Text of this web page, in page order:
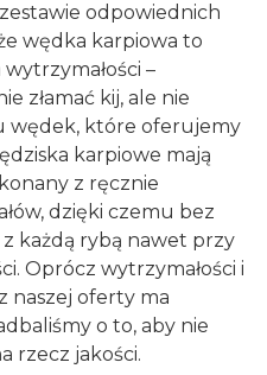
odpowiednich
wędka karpiowa to
–
złamać kij, ale nie
wędek, które oferujemy
karpiowe mają
z ręcznie
dzięki czemu bez
każdą rybą nawet przy
Oprócz wytrzymałości i
naszej oferty ma
o to, aby nie
rzecz jakości.